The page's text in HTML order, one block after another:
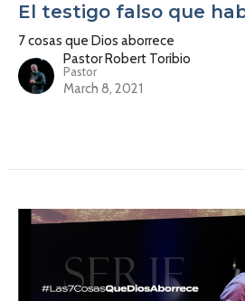
El testigo falso que
7 cosas que Dios aborrece
Pastor Robert Toribio
Pastor
March 8, 2021